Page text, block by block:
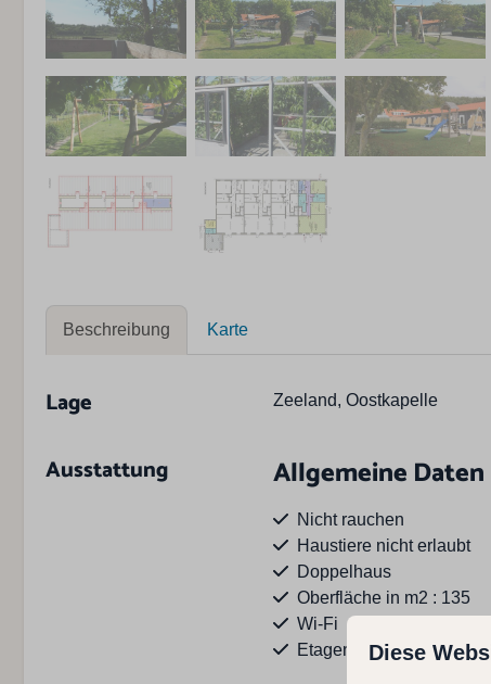
Beschreibung Karte
Lage Zeeland, Oostkapelle
Ausstattung Allgemeine Daten
Nicht rauchen
Haustiere nicht erlaubt
Doppelhaus
Oberfläche in m2 : 135
Wi-Fi
Etagen: 2Diese